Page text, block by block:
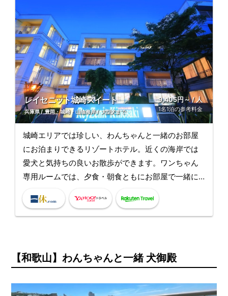
レイセニット城崎スイート
兵庫県 豊岡・城崎・山陰海岸 大型犬まで
9,405円～ / 人
1名1泊の参考料金
城崎エリアでは珍しい、わんちゃんと一緒のお部屋
にお泊まりできるリゾートホテル。近くの海岸では
愛犬と気持ちの良いお散歩ができます。ワンちゃん
専用ルームでは、夕食・朝食ともにお部屋で一緒に
です。専用ドッグランがあり愛犬用のアメニティも
充実しているので、ぜひ愛犬と楽しい城崎旅行をご
【和歌山】わんちゃんと一緒 犬御殿